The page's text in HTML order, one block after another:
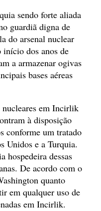
sendo forte aliada
guardiã digna de
do arsenal nuclear
início dos anos de
a armazenar ogivas
bases aéreas
em Incirlik
à disposição
conforme um tratado
Unidos e a Turquia.
hospedeira dessas
De acordo com o
quanto
em qualquer uso de
em Incirlik.